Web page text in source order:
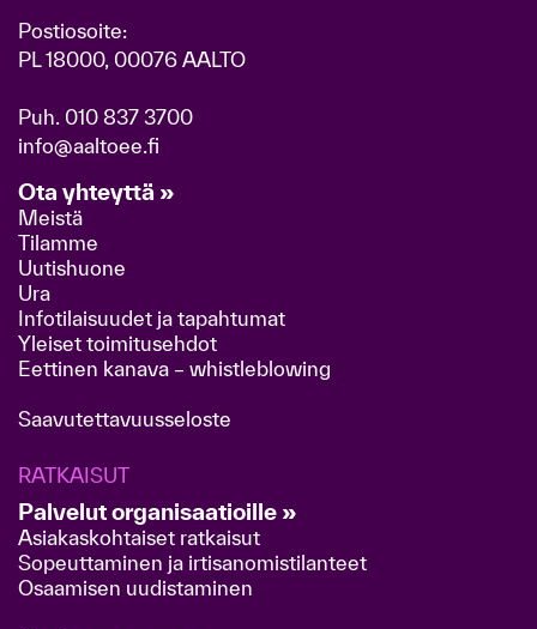
Postiosoite:
PL 18000, 00076 AALTO
Puh. 010 837 3700
info@aaltoee.fi
Ota yhteyttä »
Meistä
Tilamme
Uutishuone
Ura
Infotilaisuudet ja tapahtumat
Yleiset toimitusehdot
Eettinen kanava – whistleblowing
Saavutettavuusseloste
RATKAISUT
Palvelut organisaatioille »
Asiakaskohtaiset ratkaisut
Sopeuttaminen ja irtisanomistilanteet
Osaamisen uudistaminen